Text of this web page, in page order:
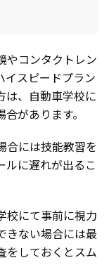
やコンタクトレン
イスピードプラン
は、自動車学校に
があります。
合には技能教習を
ルに遅れが出るこ
校にて事前に視力
きない場合には最
をしておくとスム